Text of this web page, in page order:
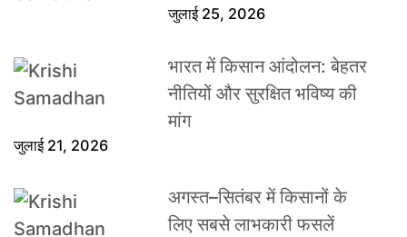
जुलाई 25, 2026
भारत में किसान आंदोलन: बेहतर
नीतियों और सुरक्षित भविष्य की
मांग
जुलाई 21, 2026
अगस्त–सितंबर में किसानों के
लिए सबसे लाभकारी फसलें